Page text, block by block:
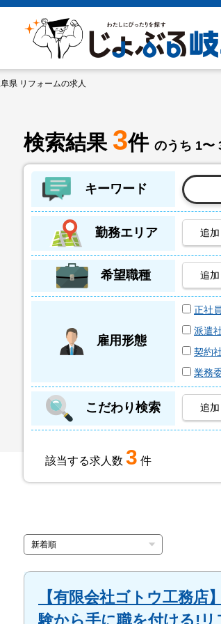
県 リフォームの求人
検索結果 3件 のうち 1〜
キーワード
勤務エリア 追
希望職種 追
雇用形態
正社員
派遣
契約
業務
こだわり検索 追
該当する求人数 3 件
【有限会社ゴトウ工務
験から手に職を付ける!